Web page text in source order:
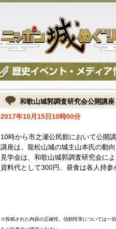
和歌山城郭調査研究会公開講
2017年10月15日10時00分
10時から市之瀬公民館において公開
講座は、龍松山城の城主山本氏の動
見学会は、和歌山城郭調査研究会によ
資料代として300円、昼食は各人持参
※投稿された内容の正確性、信頼性等については一